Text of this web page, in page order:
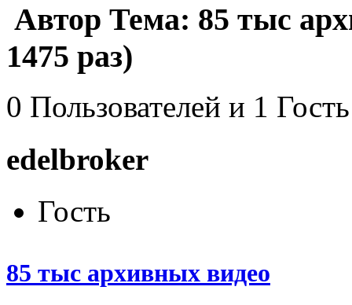
Автор Тема: 85 тыс
1475 раз)
0 Пользователей и 1
edelbroker
Гость
85 тыс архивных видео